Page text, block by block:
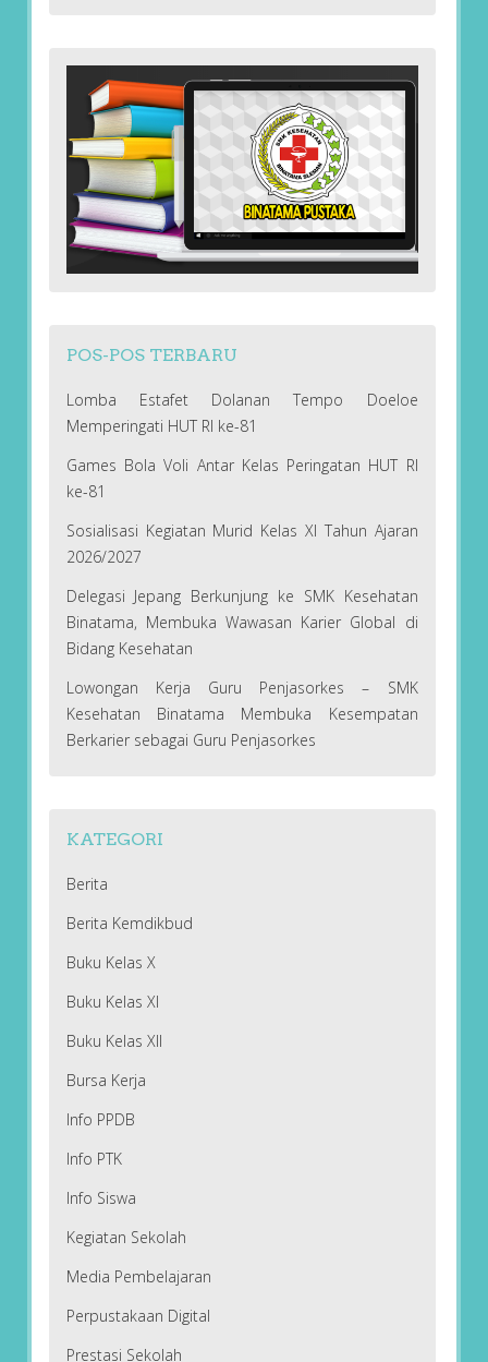
POS-POS TERBARU
Lomba Estafet Dolanan Tempo Doeloe
Memperingati HUT RI ke-81
Games Bola Voli Antar Kelas Peringatan HUT RI
ke-81
Sosialisasi Kegiatan Murid Kelas XI Tahun Ajaran
2026/2027
Delegasi Jepang Berkunjung ke SMK Kesehatan
Binatama, Membuka Wawasan Karier Global di
Bidang Kesehatan
Lowongan Kerja Guru Penjasorkes – SMK
Kesehatan Binatama Membuka Kesempatan
Berkarier sebagai Guru Penjasorkes
KATEGORI
Berita
Berita Kemdikbud
Buku Kelas X
Buku Kelas XI
Buku Kelas XII
Bursa Kerja
Info PPDB
Info PTK
Info Siswa
Kegiatan Sekolah
Media Pembelajaran
Perpustakaan Digital
Prestasi Sekolah